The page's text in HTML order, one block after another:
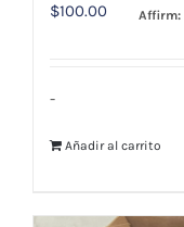
$100.00 Affirm:
-
Añadir al carrito